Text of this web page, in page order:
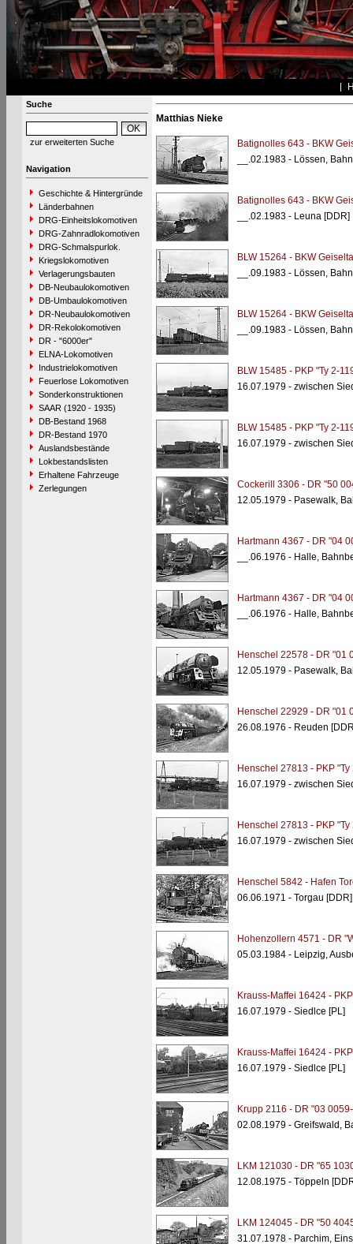
Suche
zur erweiterten Suche
Navigation
Geschichte & Hintergründe
Länderbahnen
DRG-Einheitslokomotiven
DRG-Zahnradlokomotiven
DRG-Schmalspurlok.
Kriegslokomotiven
Verlagerungsbauten
DB-Neubaulokomotiven
DB-Umbaulokomotiven
DR-Neubaulokomotiven
DR-Rekolokomotiven
DR - "6000er"
ELNA-Lokomotiven
Industrielokomotiven
Feuerlose Lokomotiven
Sonderkonstruktionen
SAAR (1920 - 1935)
DB-Bestand 1968
DR-Bestand 1970
Auslandsbestände
Lokbestandslisten
Erhaltene Fahrzeuge
Zerlegungen
Matthias Nieke
Batignolles 643 - BKW
__.02.1983 - Lössen,
Batignolles 643 - BKW
__.02.1983 - Leuna [DDR]
BLW 15264 - BKW
__.09.1983 - Lössen,
BLW 15264 - BKW
__.09.1983 - Lössen,
BLW 15485 - PKP "Ty 2-
16.07.1979 - zwischen
BLW 15485 - PKP "Ty 2-
16.07.1979 - zwischen
Cockerill 3306 - DR "50
12.05.1979 - Pasewalk,
Hartmann 4367 - DR "04
__.06.1976 - Halle,
Hartmann 4367 - DR "04
__.06.1976 - Halle,
Henschel 22578 - DR "01
12.05.1979 - Pasewalk,
Henschel 22929 - DR "01
26.08.1976 - Reuden
Henschel 27813 - PKP "Ty
16.07.1979 - zwischen
Henschel 27813 - PKP "Ty
16.07.1979 - zwischen
Henschel 5842 - Hafen
06.06.1971 - Torgau [DDR]
Hohenzollern 4571 - DR
05.03.1984 - Leipzig,
Krauss-Maffei 16424 -
16.07.1979 - Siedlce [PL]
Krauss-Maffei 16424 -
16.07.1979 - Siedlce [PL]
Krupp 2116 - DR "03
02.08.1979 - Greifswald,
LKM 121030 - DR "65
12.08.1975 - Töppeln
LKM 124045 - DR "50
31.07.1978 - Parchim,